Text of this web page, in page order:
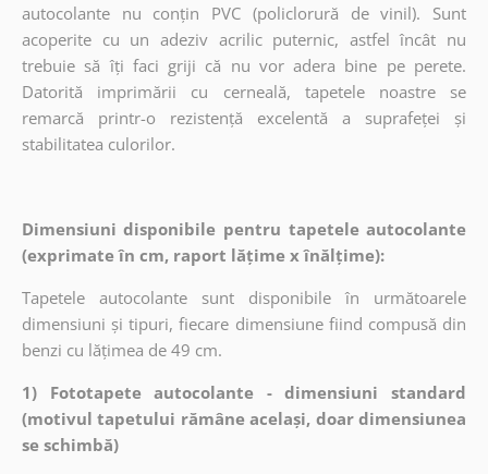
autocolante nu conțin PVC (policlorură de vinil). Sunt
acoperite cu un adeziv acrilic puternic, astfel încât nu
trebuie să îți faci griji că nu vor adera bine pe perete.
Datorită imprimării cu cerneală, tapetele noastre se
remarcă printr-o rezistență excelentă a suprafeței și
stabilitatea culorilor.
Dimensiuni disponibile pentru tapetele autocolante
(exprimate în cm, raport lățime x înălțime):
Tapetele autocolante sunt disponibile în următoarele
dimensiuni și tipuri, fiecare dimensiune fiind compusă din
benzi cu lățimea de 49 cm.
1) Fototapete autocolante - dimensiuni standard
(motivul tapetului rămâne același, doar dimensiunea
se schimbă)